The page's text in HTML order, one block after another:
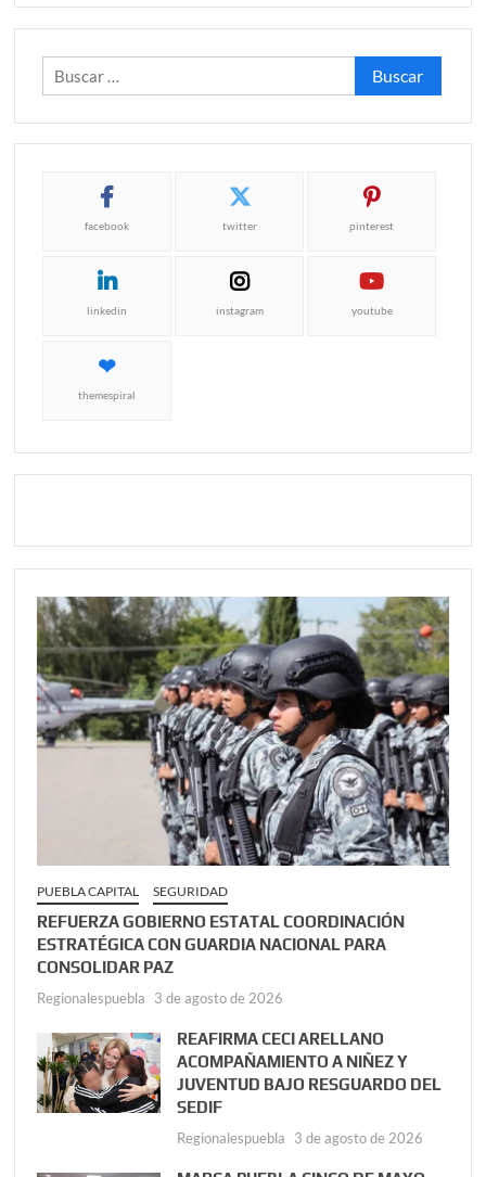
Buscar:
facebook twitter pinterest
linkedin instagram youtube
themespiral
PUEBLA CAPITAL SEGURIDAD
REFUERZA GOBIERNO ESTATAL COORDINACIÓN
ESTRATÉGICA CON GUARDIA NACIONAL PARA
CONSOLIDAR PAZ
Regionalespuebla 3 de agosto de 2026
REAFIRMA CECI ARELLANO
ACOMPAÑAMIENTO A NIÑEZ Y
JUVENTUD BAJO RESGUARDO DEL
SEDIF
Regionalespuebla 3 de agosto de 2026